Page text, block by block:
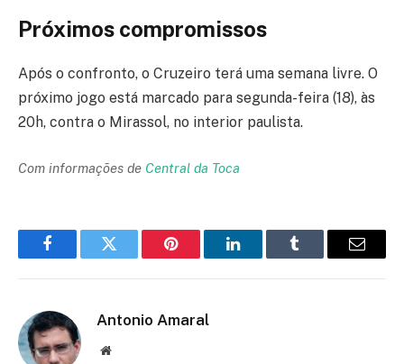
Próximos compromissos
Após o confronto, o Cruzeiro terá uma semana livre. O
próximo jogo está marcado para segunda-feira (18), às
20h, contra o Mirassol, no interior paulista.
Com informações de Central da Toca
FacebookTwitter Pinterest LinkedInTumblr Email
Antonio Amaral
Website